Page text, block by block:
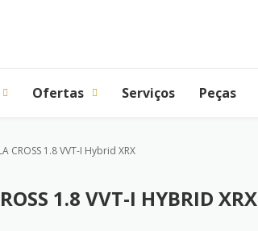
Ofertas Serviços Peças
CROSS 1.8 VVT-I Hybrid XRX
1.8 VVT-I HYBRID XRX